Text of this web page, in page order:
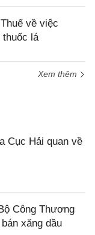
về việc
thuốc lá
Xem thêm
Cục Hải quan về
Công Thương
xăng dầu